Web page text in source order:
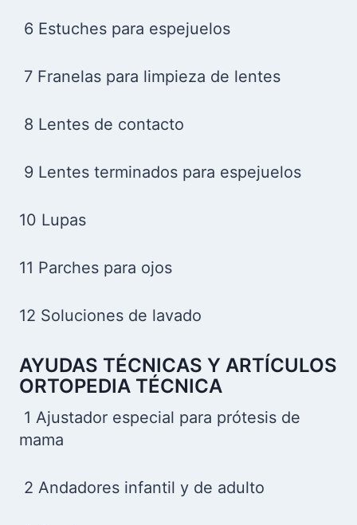
6 Estuches para espejuelos
7 Franelas para limpieza de lentes
8 Lentes de contacto
9 Lentes terminados para espejuelos
10 Lupas
11 Parches para ojos
12 Soluciones de lavado
AYUDAS TÉCNICAS Y ARTÍCULOS
ORTOPEDIA TÉCNICA
1 Ajustador especial para prótesis de
mama
2 Andadores infantil y de adulto